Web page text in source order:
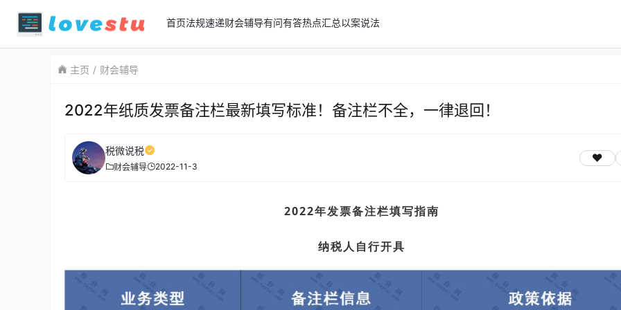
首页法规速递财会辅导有问有答热点汇总以案说法
主页 财会辅导
2022年纸质发票备注栏最新填写标准！备注栏不全，一律退回！
税微说税
财会辅导 2022-11-3
2022年发票备注栏填写指南
纳税人自行开具